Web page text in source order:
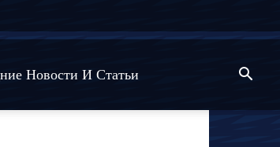
Новости И Статьи